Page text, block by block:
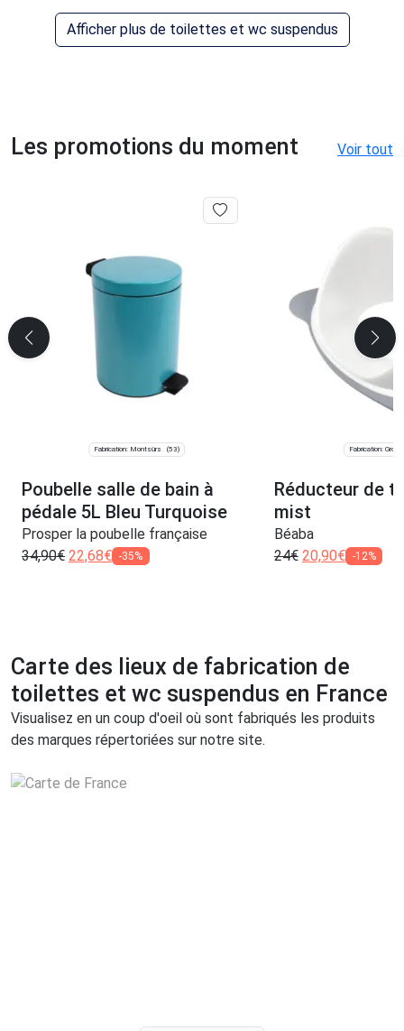
Afficher plus de toilettes et wc suspendus
Les promotions du moment Voir tout
Fabrication: Montsûrs (53)
Poubelle salle de bain à
pédale 5L Bleu Turquoise
Prosper la poubelle française
34,90€ 22,68€ -35%
Fabrication:
Réducteur de
mist
Béaba
24€ 20,90€ -12%
Carte des lieux de fabrication de
toilettes et wc suspendus en France
Visualisez en un coup d'oeil où sont fabriqués les produits
des marques répertoriées sur notre site.